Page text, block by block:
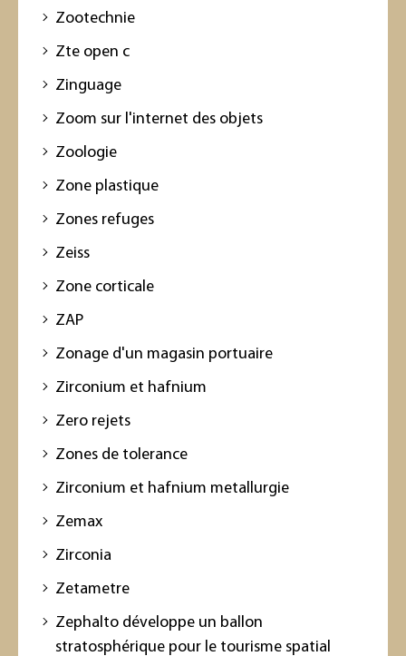
Zootechnie
Zte open c
Zinguage
Zoom sur l'internet des objets
Zoologie
Zone plastique
Zones refuges
Zeiss
Zone corticale
ZAP
Zonage d'un magasin portuaire
Zirconium et hafnium
Zero rejets
Zones de tolerance
Zirconium et hafnium metallurgie
Zemax
Zirconia
Zetametre
Zephalto développe un ballon
stratosphérique pour le tourisme spatial